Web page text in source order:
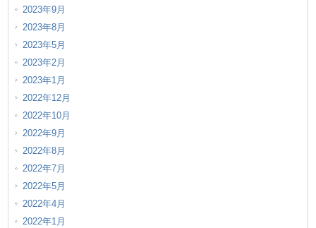
2023年9月
2023年8月
2023年5月
2023年2月
2023年1月
2022年12月
2022年10月
2022年9月
2022年8月
2022年7月
2022年5月
2022年4月
2022年1月